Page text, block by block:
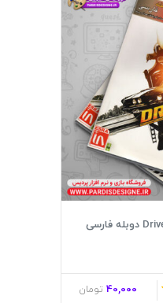
بازی Driver San Francisco دوبله فارسی
40,000 تومان